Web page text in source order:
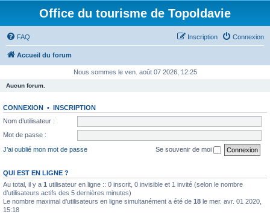
Office du tourisme de Topoldavie
FAQ Connexion
Inscription
Accueil du forum
Nous sommes le ven. août 07 2026, 12:25
Aucun forum.
CONNEXION • INSCRIPTION
Nom d’utilisateur :
Mot de passe :
J’ai oublié mon mot de passe
Se souvenir de moi
QUI EST EN LIGNE ?
Au total, il y a 1 utilisateur en ligne :: 0 inscrit, 0 invisible et 1 invité (selon le nombre
d’utilisateurs actifs des 5 dernières minutes)
Le nombre maximal d’utilisateurs en ligne simultanément a été de 18 le mer. avr. 01 2020,
15:18